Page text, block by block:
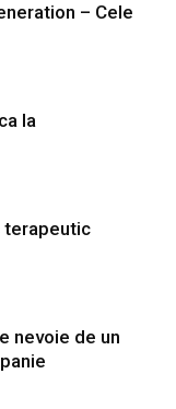
– Cele
la
terapeutic
nevoie de un